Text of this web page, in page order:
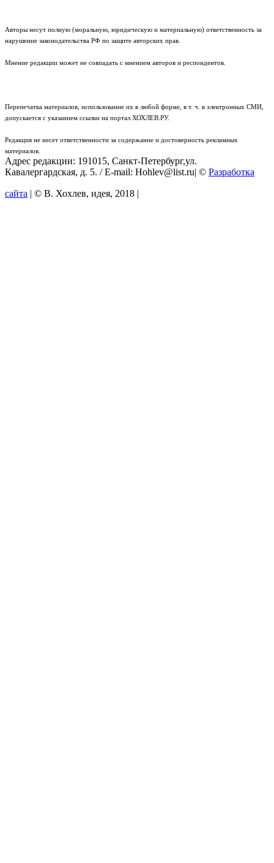
Авторы несут полную (моральную, юридическую и материальную) ответственность за
нарушение законодательства РФ по защите авторских прав.
Мнение редакции может не совпадать с мнением авторов и респондентов.
Перепечатка материалов, использование их в любой форме, в т. ч. в электронных СМИ,
допускается с указанием ссылки на портал ХОХЛЕВ.РУ.
Редакция не несет ответственности за содержание и достоверность рекламных
материалов.
Адрес редакции: 191015, Санкт-Петербург,ул.
Кавалергардская, д. 5. / E-mail: Hohlev@list.ru| © Разработка
сайта | © В. Хохлев, идея, 2018 |